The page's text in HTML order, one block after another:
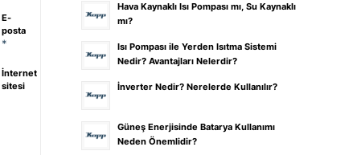
E-
posta
*
İnternet
sitesi
Hava Kaynaklı Isı Pompası mı, Su Kaynaklı
mı?
Isı Pompası ile Yerden Isıtma Sistemi
Nedir? Avantajları Nelerdir?
İnverter Nedir? Nerelerde Kullanılır?
Güneş Enerjisinde Batarya Kullanımı
Neden Önemlidir?